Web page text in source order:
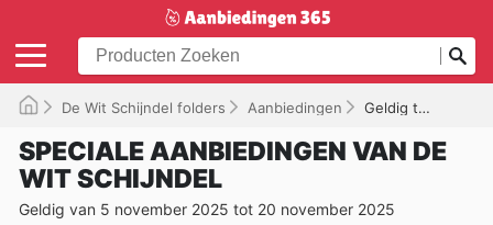
De Wit Schijndel folders Aanbiedingen Geldig tot 20-11-2025
SPECIALE AANBIEDINGEN VAN DE
WIT SCHIJNDEL
Geldig van 5 november 2025 tot 20 november 2025